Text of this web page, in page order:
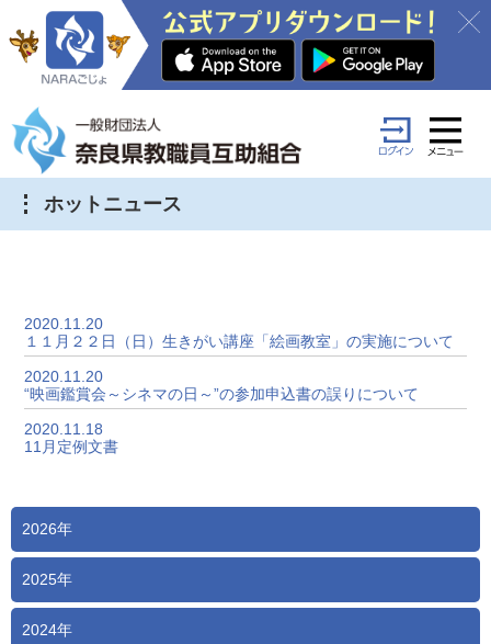
ホットニュース
2026年
2025年
2024年
2020.11.20
１１月２２日（日）生きがい講座「絵画教室」の実施について
2020.11.20
“映画鑑賞会～シネマの日～”の参加申込書の誤りについて
2020.11.18
11月定例文書